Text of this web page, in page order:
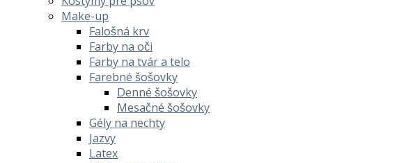
Make-up
Falošná krv
Farby na oči
Farby na tvár a telo
Farebné šošovky
Denné šošovky
Mesačné šošovky
Gély na nechty
Jazvy
Latex